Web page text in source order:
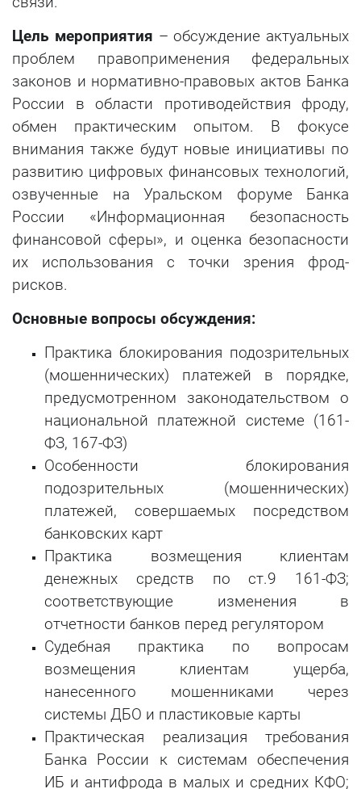
Цель мероприятия – обсуждение актуальных
проблем правоприменения федеральных
законов и нормативно-правовых актов Банка
России в области противодействия фроду,
обмен практическим опытом. В фокусе
внимания также будут новые инициативы по
развитию цифровых финансовых технологий,
озвученные на Уральском форуме Банка
России «Информационная безопасность
финансовой сферы», и оценка безопасности
их использования с точки зрения фрод-
рисков.
Основные вопросы обсуждения:
Практика блокирования подозрительных
(мошеннических) платежей в порядке,
предусмотренном законодательством о
национальной платежной системе (161-
ФЗ, 167-ФЗ)
Особенности блокирования
подозрительных (мошеннических)
платежей, совершаемых посредством
банковских карт
Практика возмещения клиентам
денежных средств по ст.9 161-ФЗ;
соответствующие изменения в
отчетности банков перед регулятором
Судебная практика по вопросам
возмещения клиентам ущерба,
нанесенного мошенниками через
системы ДБО и пластиковые карты
Практическая реализация требования
Банка России к системам обеспечения
ИБ и антифрода в малых и средних КФО;